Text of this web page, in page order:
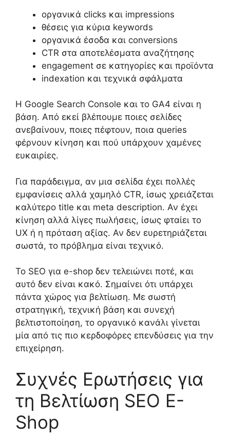
οργανικά clicks και impressions
θέσεις για κύρια keywords
οργανικά έσοδα και conversions
CTR στα αποτελέσματα αναζήτησης
engagement σε κατηγορίες και προϊόντα
indexation και τεχνικά σφάλματα
Η Google Search Console και το GA4 είναι η
βάση. Από εκεί βλέπουμε ποιες σελίδες
ανεβαίνουν, ποιες πέφτουν, ποια queries
φέρνουν κίνηση και πού υπάρχουν χαμένες
ευκαιρίες.
Για παράδειγμα, αν μια σελίδα έχει πολλές
εμφανίσεις αλλά χαμηλό CTR, ίσως χρειάζεται
καλύτερο title και meta description. Αν έχει
κίνηση αλλά λίγες πωλήσεις, ίσως φταίει το
UX ή η πρόταση αξίας. Αν δεν ευρετηριάζεται
σωστά, το πρόβλημα είναι τεχνικό.
Το SEO για e-shop δεν τελειώνει ποτέ, και
αυτό δεν είναι κακό. Σημαίνει ότι υπάρχει
πάντα χώρος για βελτίωση. Με σωστή
στρατηγική, τεχνική βάση και συνεχή
βελτιστοποίηση, το οργανικό κανάλι γίνεται
μία από τις πιο κερδοφόρες επενδύσεις για την
επιχείρηση.
Συχνές Ερωτήσεις για
τη Βελτίωση SEO E-
Shop